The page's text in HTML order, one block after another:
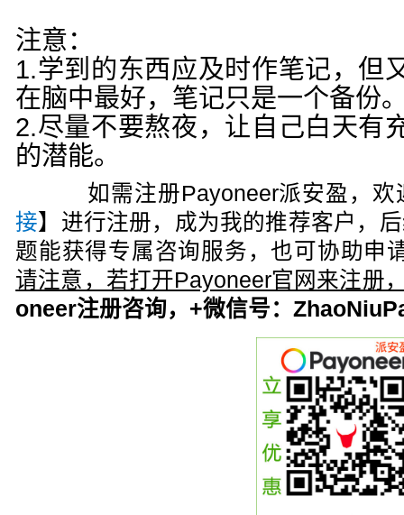
注意：
1.学到的东西应及时作笔记，但
在脑中最好，笔记只是一个备份
2.尽量不要熬夜，让自己白天有
的潜能。
如需注册Payoneer派安盈，欢
接】进行注册，成为我的推荐客户，
题能获得专属咨询服务，也可协助申
请注意，若打开Payoneer官网来注册
oneer注册咨询，+微信号：